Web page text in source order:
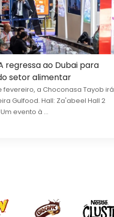
ADICIONAR
ADICIONAR
regressa ao Dubai para
setor alimentar
fevereiro, a Choconasa Tayob irá
Gulfood. Hall: Za'abeel Hall 2
evento à ...